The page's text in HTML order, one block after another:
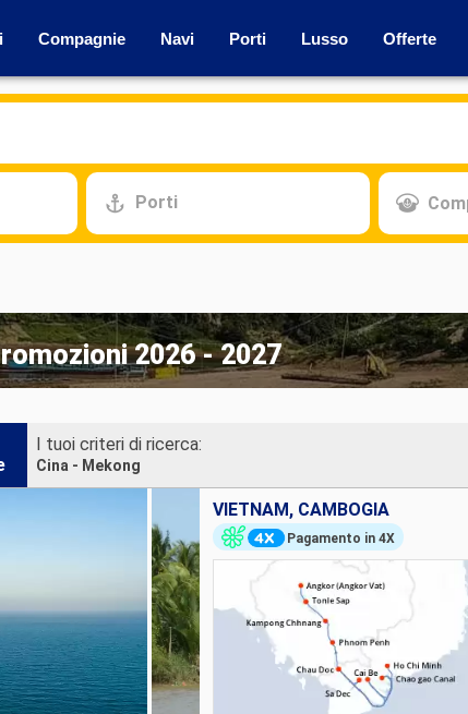
Compagnie Navi Porti Lusso Offerte
Porti
2026 - 2027
I tuoi criteri di ricerca:
Cina - Mekong
VIETNAM, CAMBOGIA
Pagamento in 4X